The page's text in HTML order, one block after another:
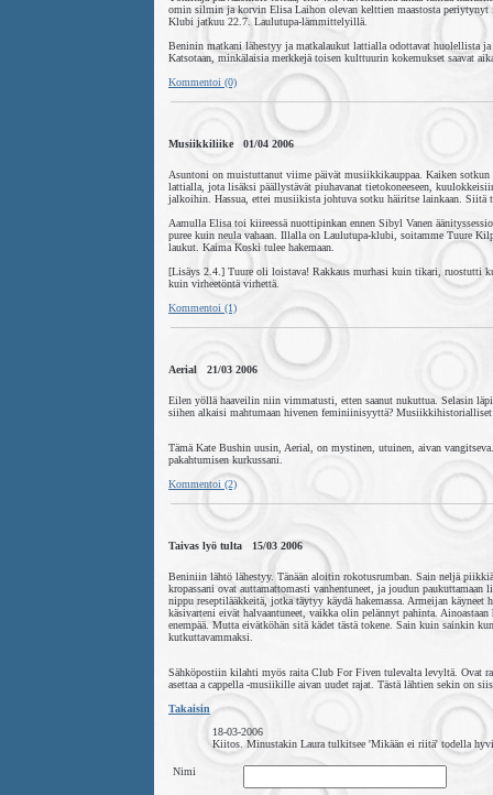
omin silmin ja korvin Elisa Laihon olevan kelttien maastosta periytynyt
Klubi jatkuu 22.7. Laulutupa-lämmittelyillä.
Beninin matkani lähestyy ja matkalaukut lattialla odottavat huolellista
Katsotaan, minkälaisia merkkejä toisen kulttuurin kokemukset saavat
Kommentoi (0)
Musiikkiliike 01/04 2006
Asuntoni on muistuttanut viime päivät musiikkikauppaa. Kaiken
lattialla, jota lisäksi päällystävät piuhavanat tietokoneeseen,
jalkoihin. Hassua, ettei musiikista johtuva sotku häiritse lainkaan. Siitä
Aamulla Elisa toi kiireessä nuottipinkan ennen Sibyl Vanen
puree kuin neula vahaan. Illalla on Laulutupa-klubi, soitamme Tuure
laukut. Kaima Koski tulee hakemaan.
[Lisäys 2.4.] Tuure oli loistava! Rakkaus murhasi kuin tikari, ruostutti
kuin virheetöntä virhettä.
Kommentoi (1)
Aerial 21/03 2006
Eilen yöllä haaveilin niin vimmatusti, etten saanut nukuttua. Selasin
siihen alkaisi mahtumaan hivenen feminiinisyyttä?
Tämä Kate Bushin uusin, Aerial, on mystinen, utuinen, aivan
pakahtumisen kurkussani.
Kommentoi (2)
Taivas lyö tulta 15/03 2006
Beniniin lähtö lähestyy. Tänään aloitin rokotusrumban. Sain neljä
kropassani ovat auttamattomasti vanhentuneet, ja joudun
nippu reseptilääkkeitä, jotka täytyy käydä hakemassa. Armeijan
käsivarteni eivät halvaantuneet, vaikka olin pelännyt pahinta.
enempää. Mutta eivätköhän sitä kädet tästä tokene. Sain kuin sainkin
kutkuttavammaksi.
Sähköpostiin kilahti myös raita Club For Fiven tulevalta levyltä. Ovat
asettaa a cappella -musiikille aivan uudet rajat. Tästä lähtien sekin on
Takaisin
18-03-2006
Kiitos. Minustakin Laura tulkitsee 'Mikään ei riitä' todella
Nimi